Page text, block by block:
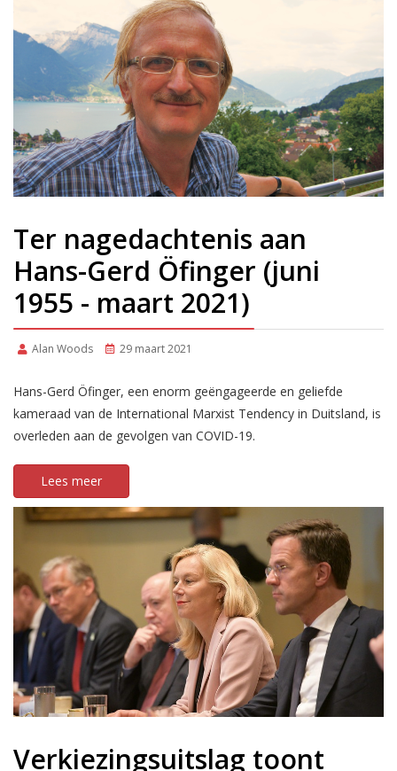
Ter nagedachtenis aan
Hans-Gerd Öfinger (juni
1955 - maart 2021)
Alan Woods 29 maart 2021
Hans-Gerd Öfinger, een enorm geëngageerde en geliefde
kameraad van de International Marxist Tendency in Duitsland, is
overleden aan de gevolgen van COVID-19.
Lees meer
Verkiezingsuitslag toont